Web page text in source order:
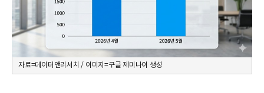
자료=데이터앤리서치 / 이미지=구글 제미나이 생성